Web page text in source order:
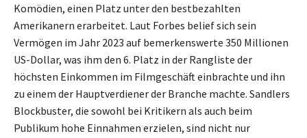
Komödien, einen Platz unter den bestbezahlten
Amerikanern erarbeitet. Laut Forbes belief sich sein
Vermögen im Jahr 2023 auf bemerkenswerte 350 Millionen
US-Dollar, was ihm den 6. Platz in der Rangliste der
höchsten Einkommen im Filmgeschäft einbrachte und ihn
zu einem der Hauptverdiener der Branche machte. Sandlers
Blockbuster, die sowohl bei Kritikern als auch beim
Publikum hohe Einnahmen erzielen, sind nicht nur